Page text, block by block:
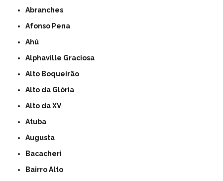
Abranches
Afonso Pena
Ahú
Alphaville Graciosa
Alto Boqueirão
Alto da Glória
Alto da XV
Atuba
Augusta
Bacacheri
Bairro Alto